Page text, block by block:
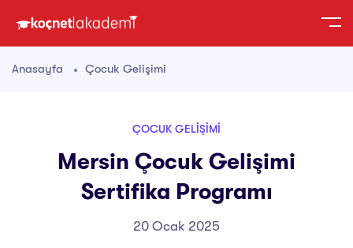
Anasayfa Çocuk Gelişimi
ÇOCUK GELIŞIMI
Mersin Çocuk Gelişimi
Sertifika Programı
20 Ocak 2025